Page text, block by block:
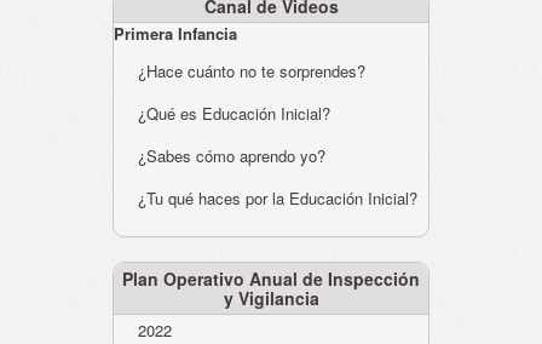
Canal de Videos
Primera Infancia
¿Hace cuánto no te sorprendes?
¿Qué es Educación Inicial?
¿Sabes cómo aprendo yo?
¿Tu qué haces por la Educación Inicial?
Plan Operativo Anual de Inspección
y Vigilancia
2022